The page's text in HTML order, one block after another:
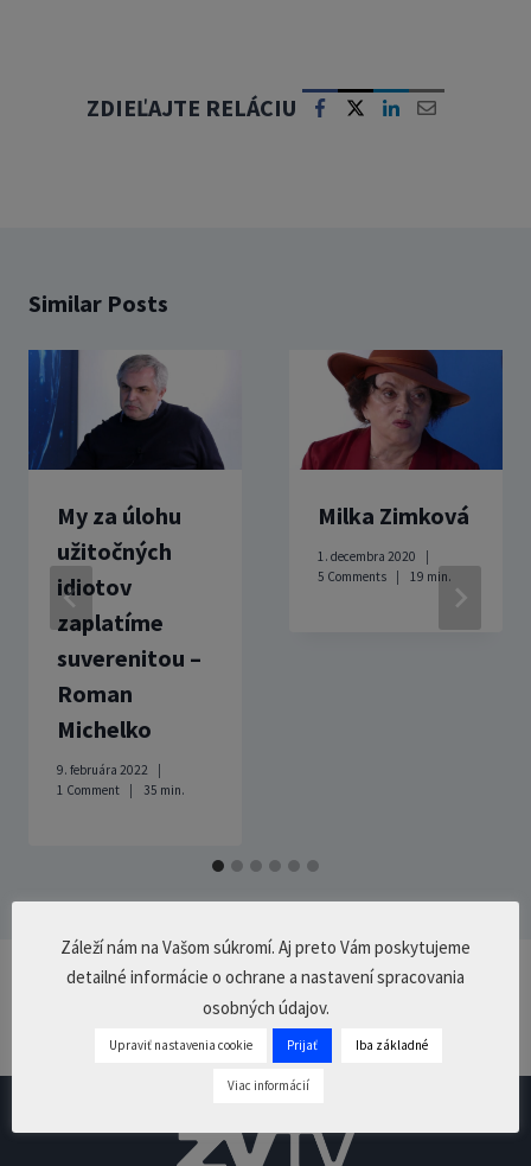
ZDIEĽAJTE RELÁCIU
Similar Posts
My za úlohu
užitočných
idiotov
zaplatíme
suverenitou –
Roman
Michelko
9. februára 2022
1 Comment
35 min.
Milka Zimková
1. decembra 2020
5 Comments
19 min.
Prepáčte, ale pred zanechaním komentára sa musíteprihlásiť
Záleží nám na Vašom súkromí. Aj preto Vám poskytujeme
detailné informácie o ochrane a nastavení spracovania
osobných údajov.
Upraviť nastavenia cookie Prijať Iba základné
Viac informácií